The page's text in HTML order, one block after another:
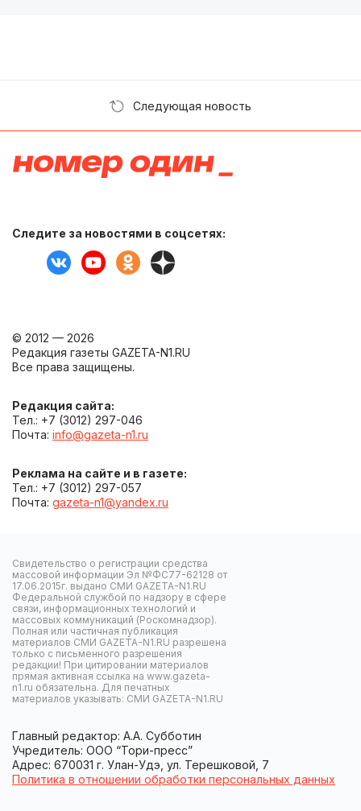
Следующая новость
Следите за новостями в соцсетях:
© 2012 — 2026
Редакция газеты GAZETA-N1.RU
Все права защищены.
Редакция сайта:
Тел.: +7 (3012) 297-046
Почта: info@gazeta-n1.ru
Реклама на сайте и в газете:
Тел.: +7 (3012) 297-057
Почта: gazeta-n1@yandex.ru
Свидетельство о регистрации средства
массовой информации Эл №ФС77-62128 от
17.06.2015г. выдано СМИ GAZETA-N1.RU
Федеральной службой по надзору в сфере
связи, информационных технологий и
массовых коммуникаций (Роскомнадзор).
Полная или частичная публикация
материалов СМИ GAZETA-N1.RU разрешена
только с письменного разрешения
редакции! При цитировании материалов
прямая активная ссылка на www.gazeta-
n1.ru обязательна. Для печатных
материалов указывать: СМИ GAZETA-N1.RU
Главный редактор: А.А. Субботин
Учредитель: ООО “Тори-пресс”
Адрес: 670031 г. Улан-Удэ, ул. Терешковой, 7
Политика в отношении обработки персональных данных